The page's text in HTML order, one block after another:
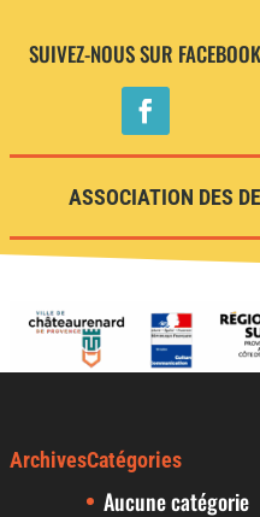
SUIVEZ-NOUS SUR FACEBOOK
ASSOCIATION DES
ArchivesCatégories
Aucune catégorie